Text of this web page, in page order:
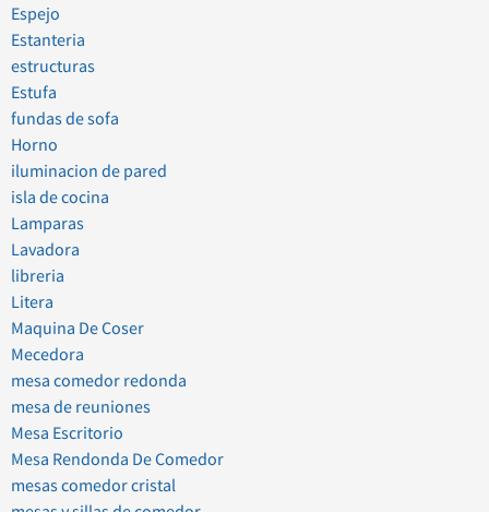
Espejo
Estanteria
estructuras
Estufa
fundas de sofa
Horno
iluminacion de pared
isla de cocina
Lamparas
Lavadora
libreria
Litera
Maquina De Coser
Mecedora
mesa comedor redonda
mesa de reuniones
Mesa Escritorio
Mesa Rendonda De Comedor
mesas comedor cristal